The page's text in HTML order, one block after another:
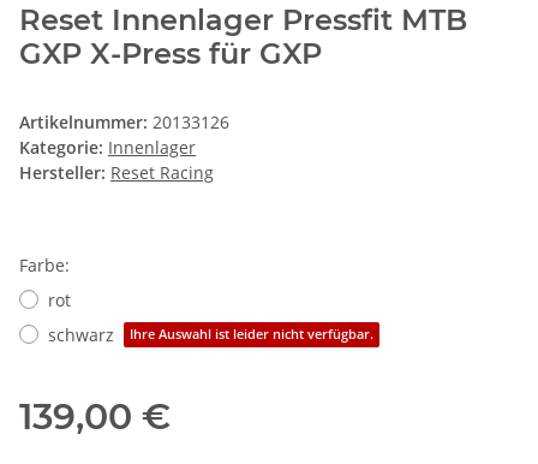
Reset Innenlager Pressfit MTB
GXP X-Press für GXP
Artikelnummer: 20133126
Kategorie: Innenlager
Hersteller: Reset Racing
Farbe:
rot
schwarz
Ihre Auswahl ist leider nicht verfügbar.
139,00 €